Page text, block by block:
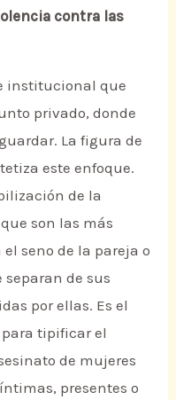
contra las
institucional que
privado, donde
La figura de
este enfoque.
de la
son las más
seno de la pareja o
de sus
por ellas. Es el
tipificar el
de mujeres
presentes o